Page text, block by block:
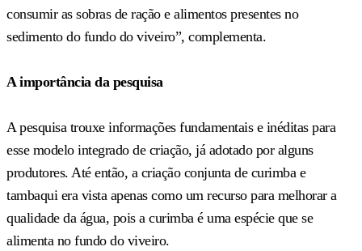
consumir as sobras de ração e alimentos presentes no
sedimento do fundo do viveiro”, complementa.
A importância da pesquisa
A pesquisa trouxe informações fundamentais e inéditas para
esse modelo integrado de criação, já adotado por alguns
produtores. Até então, a criação conjunta de curimba e
tambaqui era vista apenas como um recurso para melhorar a
qualidade da água, pois a curimba é uma espécie que se
alimenta no fundo do viveiro.